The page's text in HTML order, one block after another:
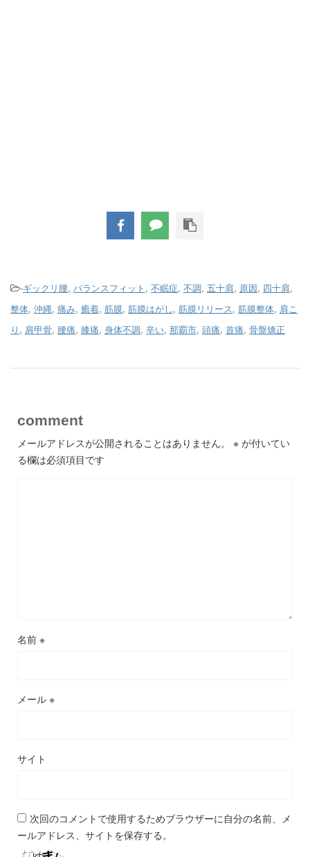
-ギックリ腰, バランスフィット , 不眠症, 不調, 五十肩, 原因, 四十肩,
整体, 沖縄, 痛み, 癒着, 筋膜, 筋膜はがし, 筋膜リリース, 筋膜整体, 肩こ
り , 肩甲骨, 腰痛, 膝痛, 身体不調, 辛い, 那覇市, 頭痛, 首痛, 骨盤矯正
comment
メールアドレスが公開されることはありません。 ※ が付いてい
る欄は必須項目です
名前 ※
メール ※
サイト
次回のコメントで使用するためブラウザーに自分の名前、メ
ールアドレス、サイトを保存する。